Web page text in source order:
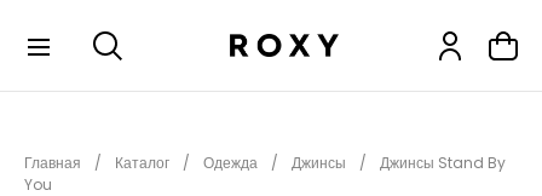
НОВИНКИ
Главная Каталог Одежда Джинсы
Джинсы Stand By
You